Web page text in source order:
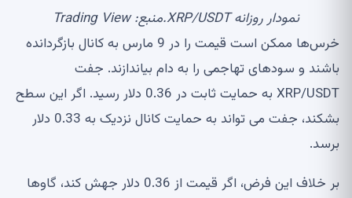
نمودار روزانه XRP/USDT.منبع: Trading View
خرس‌ها ممکن است قیمت را در 9 مارس به کانال بازگردانده
باشند و سودهای تهاجمی را به دام بیاندازند. جفت
XRP/USDT به حمایت ثابت در 0.36 دلار رسید. اگر این سطح
بشکند، جفت می تواند به حمایت کانال نزدیک به 0.33 دلار
برسد.
بر خلاف این فرض، اگر قیمت از 0.36 دلار جهش کند، گاوها